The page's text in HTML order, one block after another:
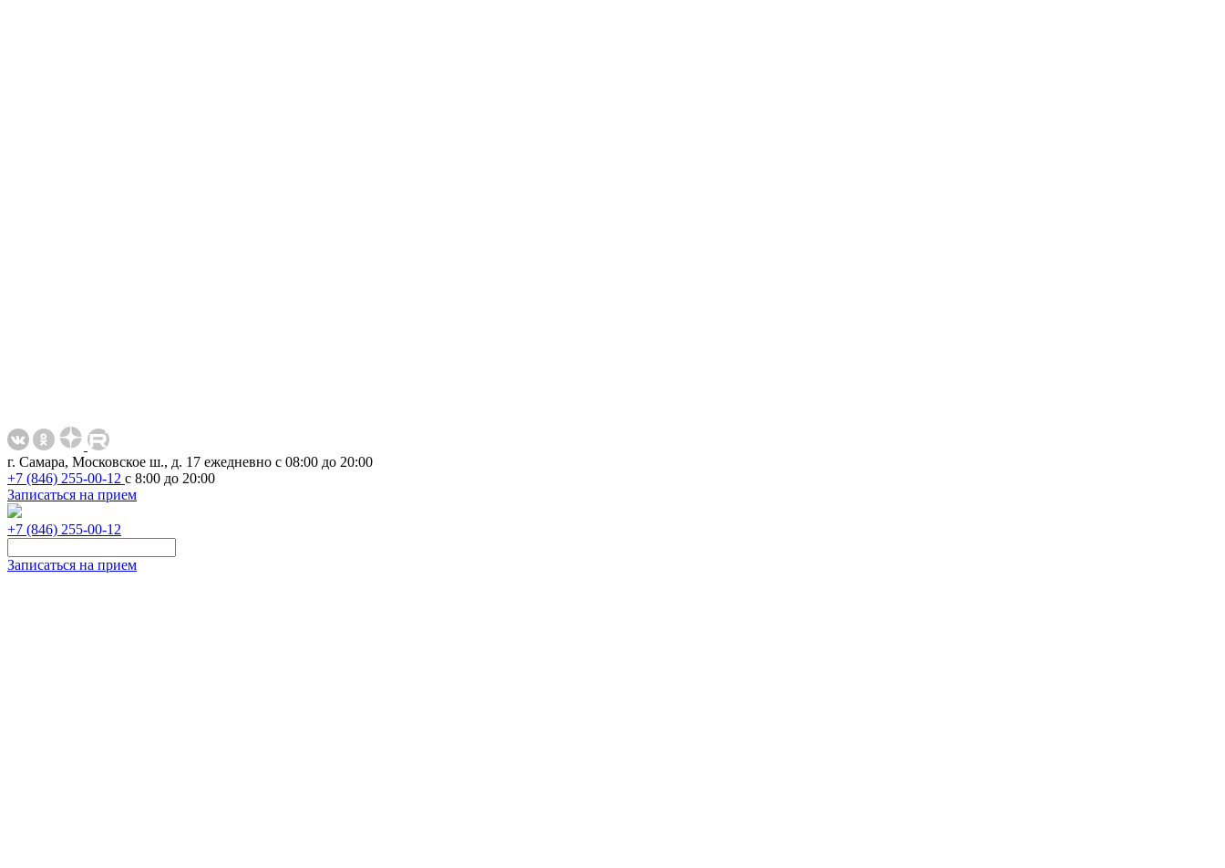
г. Самара, Московское ш., д. 17 ежедневно с 08:00 до 20:00
+7 (846) 255-00-12 с 8:00 до 20:00
Записаться на прием
+7 (846) 255-00-12
Записаться на прием